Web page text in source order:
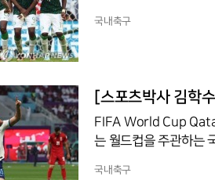
등번호는 영어로
지거나 한물간 것을 의
국내축구
[스포츠박사 김학
FIFA World Cup
는 월드컵을 주관하는
국내축구